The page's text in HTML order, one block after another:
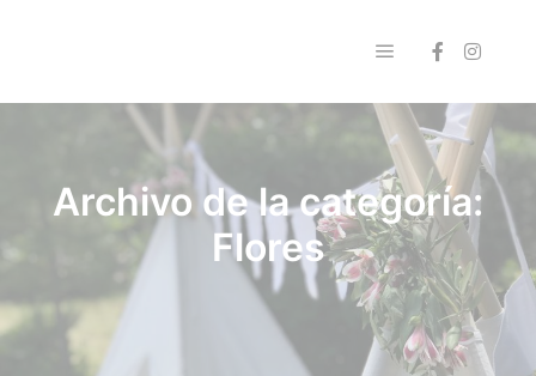
Archivo de la categoría:
Flores